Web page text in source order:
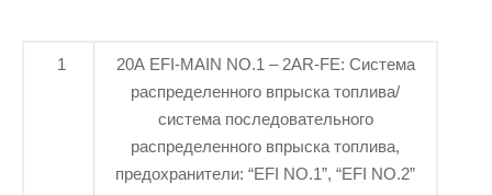
1
20A EFI-MAIN NO.1 – 2AR-FE: Система
распределенного впрыска топлива/
система последовательного
распределенного впрыска топлива,
предохранители: “EFI NO.1”, “EFI NO.2”